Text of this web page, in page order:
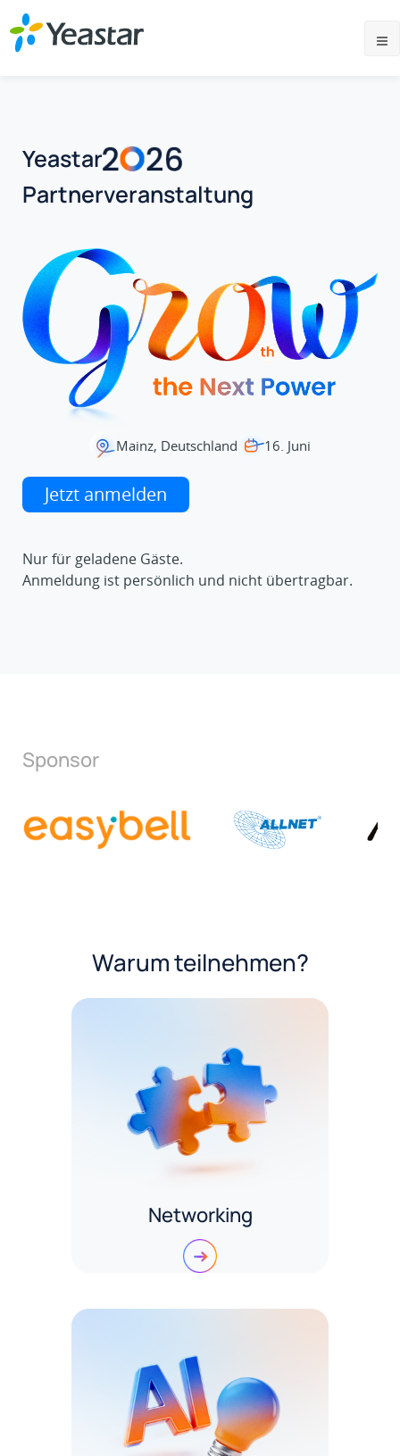
Yeastar
Partnerveranstaltung
Mainz, Deutschland 16. Juni
Jetzt anmelden
Nur für geladene Gäste.
Anmeldung ist persönlich und nicht übertragbar.
Sponsor
Warum teilnehmen?
Networking